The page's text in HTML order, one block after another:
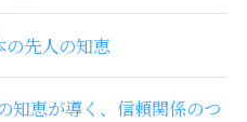
先人の知恵
知恵が導く、信頼関係のつ